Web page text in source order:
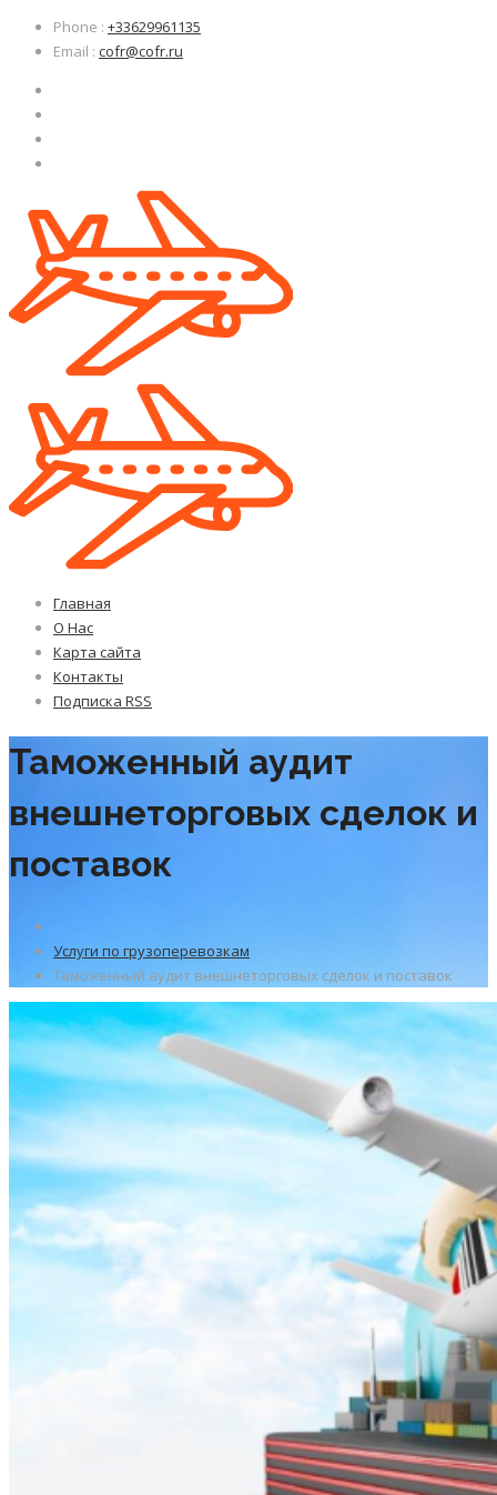
Phone : +33629961135
Email : cofr@cofr.ru
Главная
О Нас
Карта сайта
Контакты
Подписка RSS
Таможенный аудит
внешнеторговых сделок и
поставок
Услуги по грузоперевозкам
Таможенный аудит внешнеторговых сделок и поставок